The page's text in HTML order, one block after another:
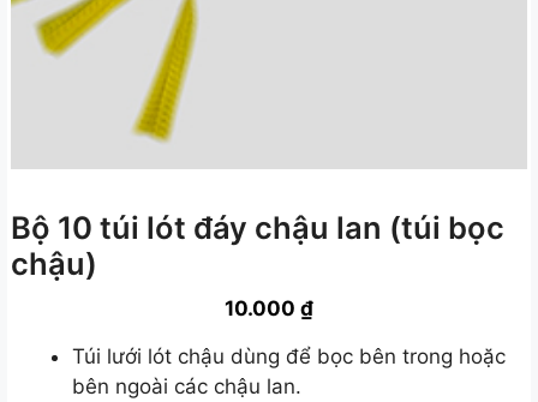
Bộ 10 túi lót đáy chậu lan (túi bọc
chậu)
10.000 ₫
Túi lưới lót chậu dùng để bọc bên trong hoặc
bên ngoài các chậu lan.